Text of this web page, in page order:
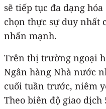
sẽ tiếp tục đa dạng
chọn thực sự duy nhất
nhấn mạnh.
Trên thị trường ngoại
Ngân hàng Nhà nước
cuối tuần trước, niêm
Theo biên độ giao